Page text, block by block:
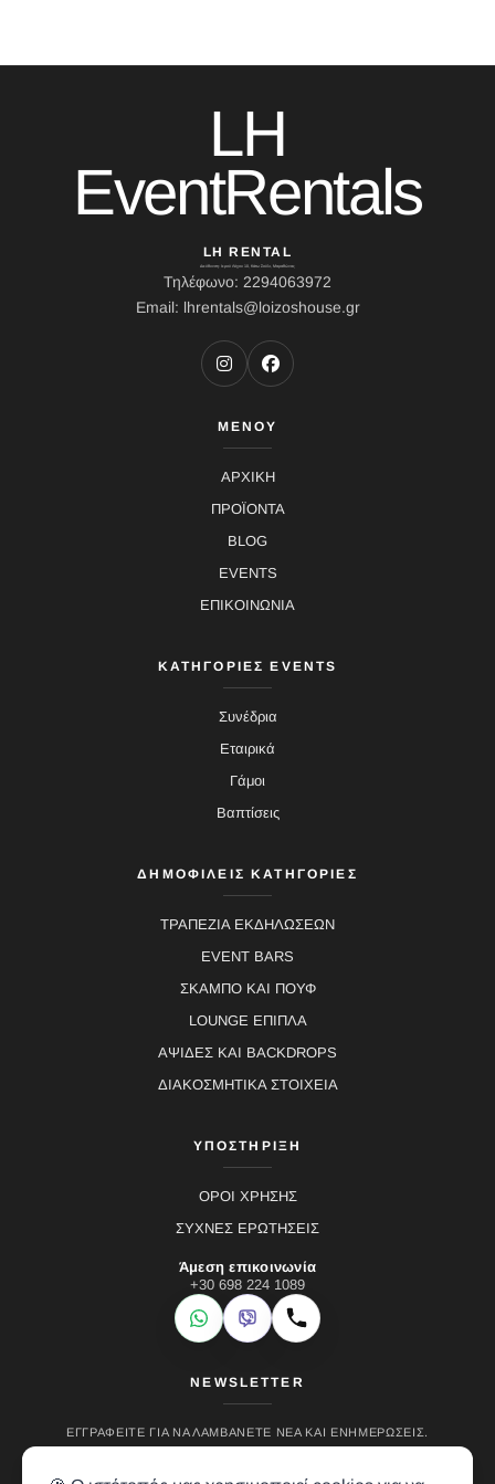
LH
EventRentals
LH RENTAL
Διεύθυνση: Ιερού Λόχου 10, Κάτω Σούλι, Μαραθώνας
Τηλέφωνο: 2294063972
Email: lhrentals@loizoshouse.gr
ΜΕΝΟΥ
ΑΡΧΙΚΗ
ΠΡΟΪΟΝΤΑ
BLOG
EVENTS
ΕΠΙΚΟΙΝΩΝΙΑ
ΚΑΤΗΓΟΡΙΕΣ EVENTS
Συνέδρια
Εταιρικά
Γάμοι
Βαπτίσεις
ΔΗΜΟΦΙΛΕΙΣ ΚΑΤΗΓΟΡΙΕΣ
ΤΡΑΠΕΖΙΑ ΕΚΔΗΛΩΣΕΩΝ
EVENT BARS
ΣΚΑΜΠΟ ΚΑΙ ΠΟΥΦ
LOUNGE ΕΠΙΠΛΑ
ΑΨΙΔΕΣ ΚΑΙ BACKDROPS
ΔΙΑΚΟΣΜΗΤΙΚΑ ΣΤΟΙΧΕΙΑ
ΥΠΟΣΤΗΡΙΞΗ
ΟΡΟΙ ΧΡΗΣΗΣ
ΣΥΧΝΕΣ ΕΡΩΤΗΣΕΙΣ
Άμεση επικοινωνία
+30 698 224 1089
WhatsApp
Viber Κλήση
NEWSLETTER
ΕΓΓΡΑΦΕΊΤΕ ΓΙΑ ΝΑ ΛΑΜΒΆΝΕΤΕ ΝΈΑ ΚΑΙ ΕΝΗΜΕΡΏΣΕΙΣ.